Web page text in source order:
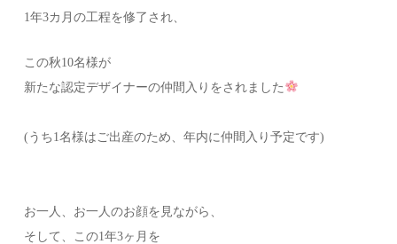
1年3カ月の工程を修了され、
この秋10名様が
新たな認定デザイナーの仲間入りをされました
⁡(うち1名様はご出産のため、年内に仲間入り予定です)
お一人、お一人のお顔を見ながら、
そして、この1年3ヶ月を